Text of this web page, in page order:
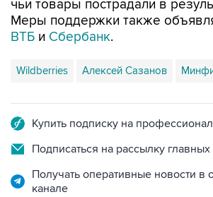
чьи товары пострадали в
Меры поддержки также
ВТБ и Сбербанк.
Wildberries Алексей Сазанов
Купить подписку на
Подписаться на рассылку главных
Получать оперативные новости в
канале